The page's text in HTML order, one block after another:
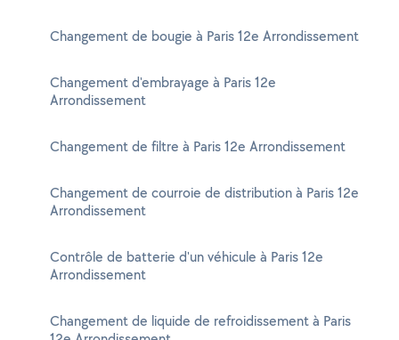
Changement de bougie à Paris 12e Arrondissement
Changement d'embrayage à Paris 12e
Arrondissement
Changement de filtre à Paris 12e Arrondissement
Changement de courroie de distribution à Paris 12e
Arrondissement
Contrôle de batterie d'un véhicule à Paris 12e
Arrondissement
Changement de liquide de refroidissement à Paris